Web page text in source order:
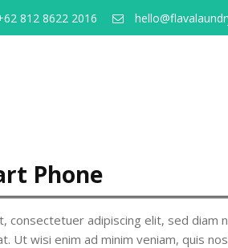
812 8622 2016
Phone
consectetuer adipiscing elit, sed diam
Ut wisi enim ad minim veniam, quis